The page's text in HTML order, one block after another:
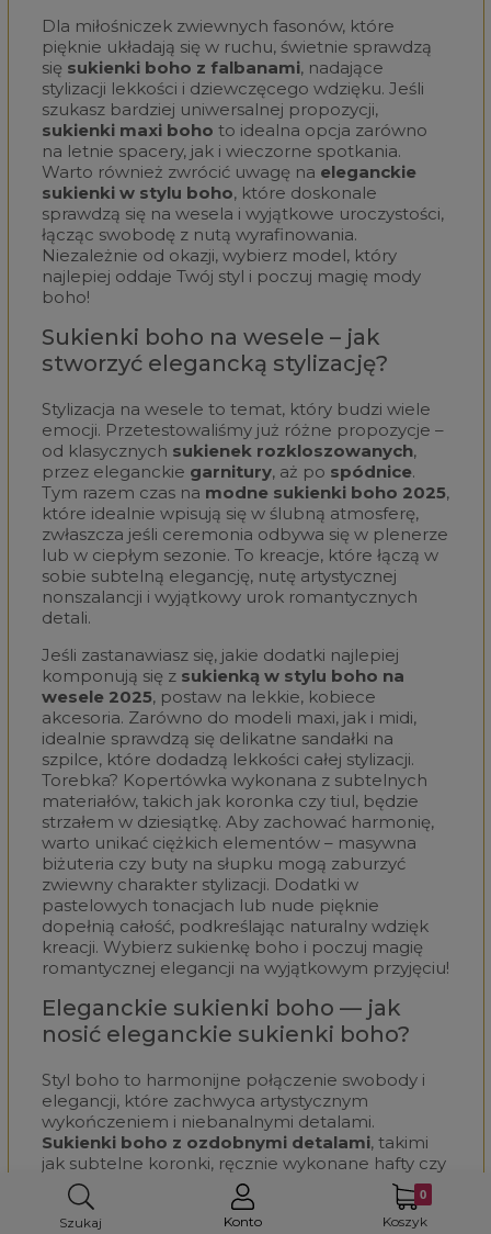
Dla miłośniczek zwiewnych fasonów, które
pięknie układają się w ruchu, świetnie sprawdzą
się sukienki boho z falbanami, nadające
stylizacji lekkości i dziewczęcego wdzięku. Jeśli
szukasz bardziej uniwersalnej propozycji,
sukienki maxi boho to idealna opcja zarówno
na letnie spacery, jak i wieczorne spotkania.
Warto również zwrócić uwagę na eleganckie
sukienki w stylu boho, które doskonale
sprawdzą się na wesela i wyjątkowe uroczystości,
łącząc swobodę z nutą wyrafinowania.
Niezależnie od okazji, wybierz model, który
najlepiej oddaje Twój styl i poczuj magię mody
boho!
Sukienki boho na wesele – jak
stworzyć elegancką stylizację?
Stylizacja na wesele to temat, który budzi wiele
emocji. Przetestowaliśmy już różne propozycje –
od klasycznych sukienek rozkloszowanych,
przez eleganckie garnitury, aż po spódnice.
Tym razem czas na modne sukienki boho 2025,
które idealnie wpisują się w ślubną atmosferę,
zwłaszcza jeśli ceremonia odbywa się w plenerze
lub w ciepłym sezonie. To kreacje, które łączą w
sobie subtelną elegancję, nutę artystycznej
nonszalancji i wyjątkowy urok romantycznych
detali.
Jeśli zastanawiasz się, jakie dodatki najlepiej
komponują się z sukienką w stylu boho na
wesele2025, postaw na lekkie, kobiece
akcesoria. Zarówno do modeli maxi, jak i midi,
idealnie sprawdzą się delikatne sandałki na
szpilce, które dodadzą lekkości całej stylizacji.
Torebka? Kopertówka wykonana z subtelnych
materiałów, takich jak koronka czy tiul, będzie
strzałem w dziesiątkę. Aby zachować harmonię,
warto unikać ciężkich elementów – masywna
biżuteria czy buty na słupku mogą zaburzyć
zwiewny charakter stylizacji. Dodatki w
pastelowych tonacjach lub nude pięknie
dopełnią całość, podkreślając naturalny wdzięk
kreacji. Wybierz sukienkę boho i poczuj magię
romantycznej elegancji na wyjątkowym przyjęciu!
Eleganckie sukienki boho — jak
nosić eleganckie sukienki boho?
Styl boho to harmonijne połączenie swobody i
elegancji, które zachwyca artystycznym
wykończeniem i niebanalnymi detalami.
Sukienki boho z ozdobnymi detalami, takimi
jak subtelne koronki, ręcznie wykonane hafty czy
delikatne frędzle, to idealny wybór na wyjątkowe
okazje. Jeśli chcesz podkreślić ich wyjątkowy
charakter, warto dobrać klasyczne dodatki –